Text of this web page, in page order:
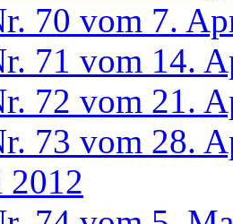
70 vom 7.
71 vom 14.
72 vom 21.
73 vom 28.
2012